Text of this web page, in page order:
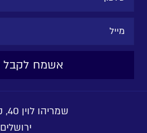
שמריהו לוין 40, קרית יובל
ירושלים